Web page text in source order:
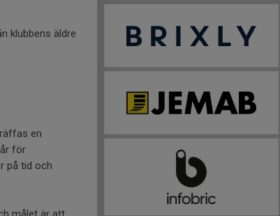
klubbens äldre
en
för
på tid och